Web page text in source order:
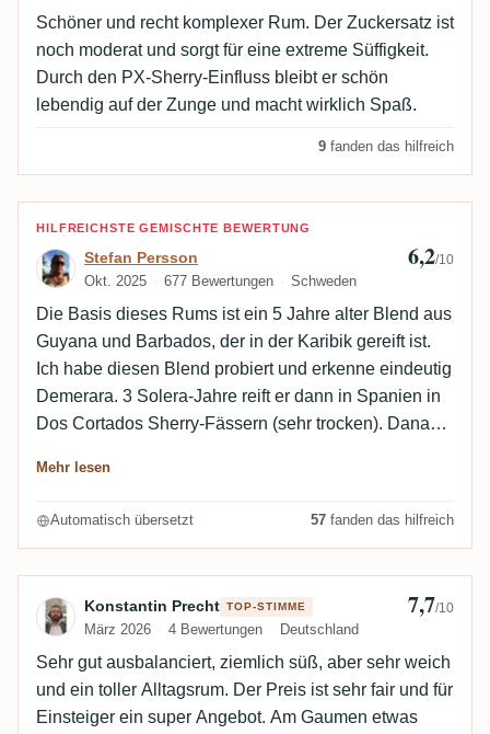
Schöner und recht komplexer Rum. Der Zuckersatz ist
noch moderat und sorgt für eine extreme Süffigkeit.
Durch den PX-Sherry-Einfluss bleibt er schön
lebendig auf der Zunge und macht wirklich Spaß.
9 fanden das hilfreich
Bewertung von Stefan Persson
HILFREICHSTE GEMISCHTE BEWERTUNG
Stefan Persson
Okt. 2025 677 Bewertungen Schweden
6,2/10
Die Basis dieses Rums ist ein 5 Jahre alter Blend aus
Guyana und Barbados, der in der Karibik gereift ist.
Ich habe diesen Blend probiert und erkenne eindeutig
Demerara. 3 Solera-Jahre reift er dann in Spanien in
Dos Cortados Sherry-Fässern (sehr trocken). Danach
Sherry-Fässern (sehr süß), und ich habe auch
(unbestätigt). Diese zwei Jahre und die eventuell
Mehr lesen
Automatisch übersetzt 57 fanden das hilfreich
Bewertung von Konstantin Precht
Konstantin Precht TOP-STIMME
März 2026 4 Bewertungen Deutschland
7,7/10
Sehr gut ausbalanciert, ziemlich süß, aber sehr weich
und ein toller Alltagsrum. Der Preis ist sehr fair und für
Einsteiger ein super Angebot. Am Gaumen etwas